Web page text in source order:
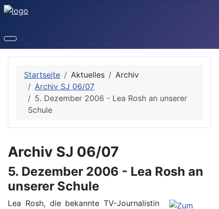
Startseite Aktuelles
Archiv
Archiv SJ 06/07
5. Dezember 2006 - Lea Rosh an unserer
Schule
Archiv SJ 06/07
5. Dezember 2006 - Lea Rosh an
unserer Schule
Lea Rosh, die bekannte TV-Journalistin